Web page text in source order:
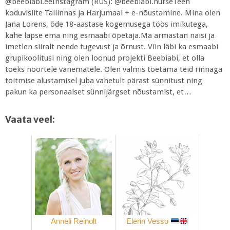
koduvisiite Tallinnas ja Harjumaal + e-nõustamine. Mina olen
Jana Lorens, õde 18-aastase kogemusega töös imikutega,
kahe lapse ema ning esmaabi õpetaja.Ma armastan naisi ja
imetlen siiralt nende tugevust ja õrnust. Viin läbi ka esmaabi
grupikoolitusi ning olen loonud projekti Beebiabi, et olla
toeks noortele vanematele. Olen valmis toetama teid rinnaga
toitmise alustamisel juba vahetult pärast sünnitust ning
pakun ka personaalset sünnijärgset nõustamist, et…
Vaata veel:
Anneli Reinolt Elerin Vesso